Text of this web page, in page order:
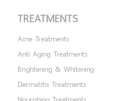
TREATMENTS
Acne Treatments
Anti Aging Treatments
Brightening & Whitening
Dermatitis Treatments